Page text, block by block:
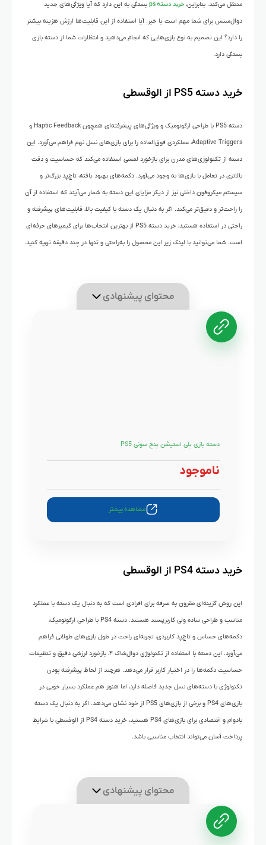
منتقل می‌کند. بنابراین، خرید دسته ps بستگی به این دارد که آیا ویژگی‌های جدید
دوال‌سنس برای شما مهم است یا خیر. آیا استفاده از این قابلیت‌ها ارزش هزینه بیشتر
را دارد؟ این تصمیم به نوع بازی‌هایی که انجام می‌دهید و انتظارات شما از دسته بازی
بستگی دارد.
خرید دسته PS5 از الوقسطی
دسته PS5 با طراحی ارگونومیک و ویژگی‌های پیشرفته‌ای همچون Haptic Feedback و
Adaptive Triggers، عملکردی فوق‌العاده را برای بازی‌های نسل نهم فراهم می‌آورد. این
دسته از تکنولوژی‌های مدرن برای بازخورد لمسی استفاده می‌کند که حساسیت و دقت
بالاتری در تعامل با بازی‌ها به وجود می‌آورد. دکمه‌های بهبود یافته، تاچ‌پد بزرگ‌تر و
سیستم میکروفون داخلی نیز از دیگر مزایای این دسته به شمار می‌آیند که استفاده از آن
را راحت‌تر و دقیق‌تر می‌کند. اگر به دنبال یک دسته با کیفیت بالا، قابلیت‌های پیشرفته و
راحتی در استفاده هستید، خرید دسته PS5 از بهترین انتخاب‌ها برای گیمیرهای حرفه‌ای
است. شما می‌توانید با لینک زیر این محصول را به‌راحتی و تنها در چند دقیقه تهیه کنید.
محتوای پیشنهادی
دسته بازی پلی استیشن پنچ سونی PS5
ناموجود
مشاهده بیشتر
خرید دسته PS4 از الوقسطی
این روش گزینه‌ای مقرون به صرفه برای افرادی است که به دنبال یک دسته با عملکرد
مناسب و طراحی ساده ولی کاربرپسند هستند. دسته PS4 با طراحی ارگونومیک،
دکمه‌های حساس و تاچ‌پد کاربردی، تجربه‌ای راحت در طول بازی‌های طولانی فراهم
می‌آورد. این دسته با استفاده از تکنولوژی دوال‌شاک ۴، بازخورد لرزشی دقیق و تنظیمات
حساسیت دکمه‌ها را در اختیار کاربر قرار می‌دهد. هرچند از لحاظ پیشرفته بودن
تکنولوژی با دسته‌های نسل جدید فاصله دارد، اما هنوز هم عملکرد بسیار خوبی در
بازی‌های PS4 و برخی از بازی‌های PS5 از خود نشان می‌دهد. اگر به دنبال یک دسته
بادوام و اقتصادی برای بازی‌های PS4 هستید، خرید دسته PS4 از الوقسطی با شرایط
پرداخت آسان می‌تواند انتخاب مناسبی باشد.
محتوای پیشنهادی